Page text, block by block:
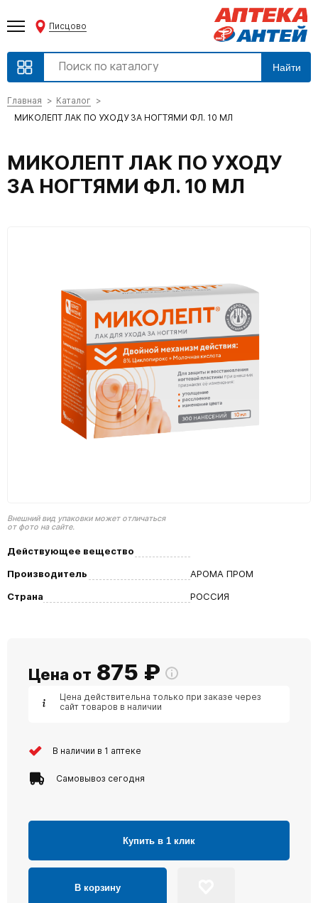
Писцово
Найти
Главная
Каталог
МИКОЛЕПТ ЛАК ПО УХОДУ ЗА НОГТЯМИ ФЛ. 10 МЛ
МИКОЛЕПТ ЛАК ПО УХОДУ
ЗА НОГТЯМИ ФЛ. 10 МЛ
Внешний вид упаковки может отличаться
от фото на сайте.
Действующее вещество
Производитель
АРОМА ПРОМ
Страна
РОССИЯ
Цена от 875 ₽
Цена действительна только при заказе через
сайт товаров в наличии
В наличии в 1 аптеке
Самовывоз сегодня
Купить в 1 клик
В корзину